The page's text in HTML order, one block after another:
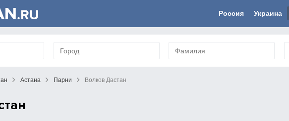
Россия Украина
Астана Парни Волков Дастан